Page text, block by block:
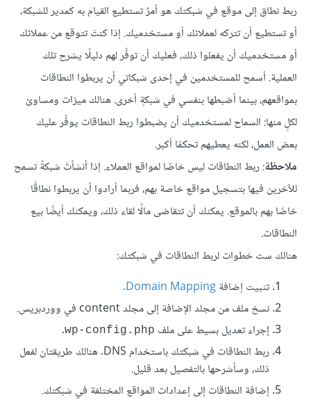
ربط نطاق إلى موقع في شبكتك هو أمرٌ تستطيع القيام به كمدير للشبكة،
أو تستطيع أن تتركه لعملائك أو مستخدميك. إذا كنتَ تتوقع من عملائك
أو مستخدميك أن يفعلوا ذلك، فعليك أن توفِّر لهم دليلًا يشرح تلك
العملية. أسمح للمستخدمين في إحدى شبكاتي أن يربطوا النطاقات
بمواقعهم، بينما أضبطها بنفسي في شبكةٍ أخرى. هنالك ميزات ومساوئ
لكلٍ منها: السماح لمستخدميك أن يضبطوا ربط النطاقات يوفِّر عليك
بعض العمل، لكنه يعطيهم تحكمًا أكبر.
ملاحظة: ربط النطاقات ليس خاصًا لمواقع العملاء. إذا أنشأتَ شبكةً تسمح
للآخرين فيها بتسجيل مواقع خاصة بهم، فربما أرادوا أن يربطوا نطاقًا
خاصًا بهم بالموقع. يمكنك أن تتقاضى مالًا لقاء ذلك، ويمكنك أيضًا بيع
النطاقات.
هنالك ست خطوات لربط النطاقات في شبكتك:
تثبيت إضافةDomain Mapping.
نسخ ملف من مجلد الإضافة إلى مجلد content في ووردبريس.
إجراء تعديل بسيط على ملف wp-config.php
.
ربط النطاقات في شبكتك باستخدام DNS. هنالك طريقتان لفعل
ذلك، وسأشرحها بالتفصيل بعد قليل.
إضافة النطاقات إلى إعدادات المواقع المختلفة في شبكتك.